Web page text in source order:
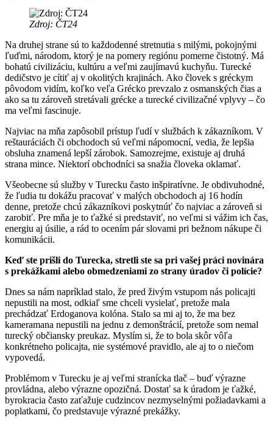
Zdroj: ČT24
Na druhej strane sú to každodenné stretnutia s milými, pokojnými
ľuďmi, národom, ktorý je na pomery regiónu pomerne čistotný. Má
bohatú civilizáciu, kultúru a veľmi zaujímavú kuchyňu. Turecké
dedičstvo je cítiť aj v okolitých krajinách. Ako človek s gréckym
pôvodom vidím, koľko veľa Grécko prevzalo z osmanských čias a
ako sa tu zároveň stretávali grécke a turecké civilizačné vplyvy – čo
ma veľmi fascinuje.
Najviac na mňa zapôsobil prístup ľudí v službách k zákazníkom. V
reštauráciách či obchodoch sú veľmi nápomocní, vedia, že lepšia
obsluha znamená lepší zárobok. Samozrejme, existuje aj druhá
strana mince. Niektorí obchodníci sa snažia človeka oklamať.
Všeobecne sú služby v Turecku často inšpiratívne. Je obdivuhodné,
že ľudia tu dokážu pracovať v malých obchodoch aj 16 hodín
denne, pretože chcú zákazníkovi poskytnúť čo najviac a zároveň si
zarobiť. Pre mňa je to ťažké si predstaviť, no veľmi si vážim ich čas,
energiu aj úsilie, a rád to ocením pár slovami pri bežnom nákupe či
komunikácii.
Keď ste prišli do Turecka, stretli ste sa pri vašej práci novinára
s prekážkami alebo obmedzeniami zo strany úradov či polície?
Dnes sa nám napríklad stalo, že pred živým vstupom nás policajti
nepustili na most, odkiaľ sme chceli vysielať, pretože mala
prechádzať Erdoganova kolóna. Stalo sa mi aj to, že ma bez
kameramana nepustili na jednu z demonštrácií, pretože som nemal
turecký občiansky preukaz. Myslím si, že to bola skôr vôľa
konkrétneho policajta, nie systémové pravidlo, ale aj to o niečom
vypovedá.
Problémom v Turecku je aj veľmi stranícka tlač – buď výrazne
provládna, alebo výrazne opozičná. Dostať sa k úradom je ťažké,
byrokracia často zaťažuje cudzincov nezmyselnými požiadavkami a
poplatkami, čo predstavuje výrazné prekážky.